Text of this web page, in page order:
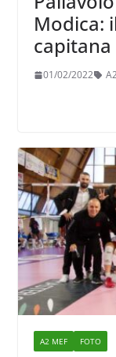
Modica:
capitana
01/02/2022
A2 MEF FOTO